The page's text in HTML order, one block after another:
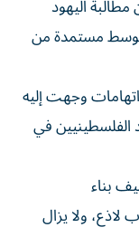
اليهود
مستمدة من
وجهت إليه
في
بناء
ولا يزال